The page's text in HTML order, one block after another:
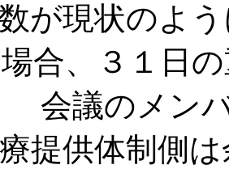
が現状のよ
合、３１日
会議のメン
提供体制側